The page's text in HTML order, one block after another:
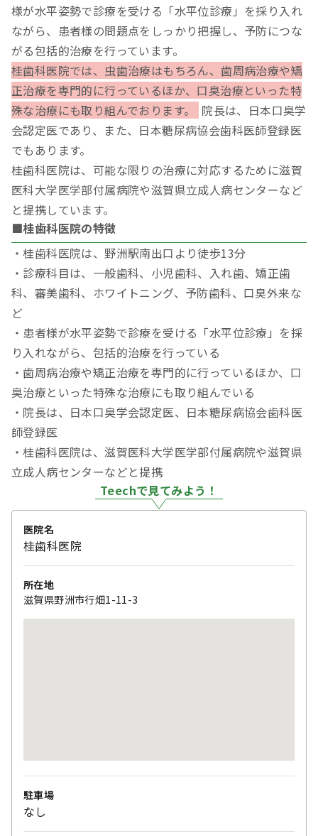
様が水平姿勢で診療を受ける「水平位診療」を採り入れ
ながら、患者様の問題点をしっかり把握し、予防につな
がる包括的治療を行っています。
桂歯科医院では、虫歯治療はもちろん、歯周病治療や矯
正治療を専門的に行っているほか、口臭治療といった特
殊な治療にも取り組んでおります。
院長は、日本口臭学
会認定医であり、また、日本糖尿病協会歯科医師登録医
でもあります。
桂歯科医院は、可能な限りの治療に対応するために滋賀
医科大学医学部付属病院や滋賀県立成人病センターなど
と提携しています。
■桂歯科医院の特徴
・桂歯科医院は、野洲駅南出口より徒歩13分
・診療科目は、一般歯科、小児歯科、入れ歯、矯正歯
科、審美歯科、ホワイトニング、予防歯科、口臭外来な
ど
・患者様が水平姿勢で診療を受ける「水平位診療」を採
り入れながら、包括的治療を行っている
・歯周病治療や矯正治療を専門的に行っているほか、口
臭治療といった特殊な治療にも取り組んでいる
・院長は、日本口臭学会認定医、日本糖尿病協会歯科医
師登録医
・桂歯科医院は、滋賀医科大学医学部付属病院や滋賀県
立成人病センターなどと提携
Teechで見てみよう！
医院名
桂歯科医院
所在地
滋賀県野洲市行畑1-11-3
駐車場
なし